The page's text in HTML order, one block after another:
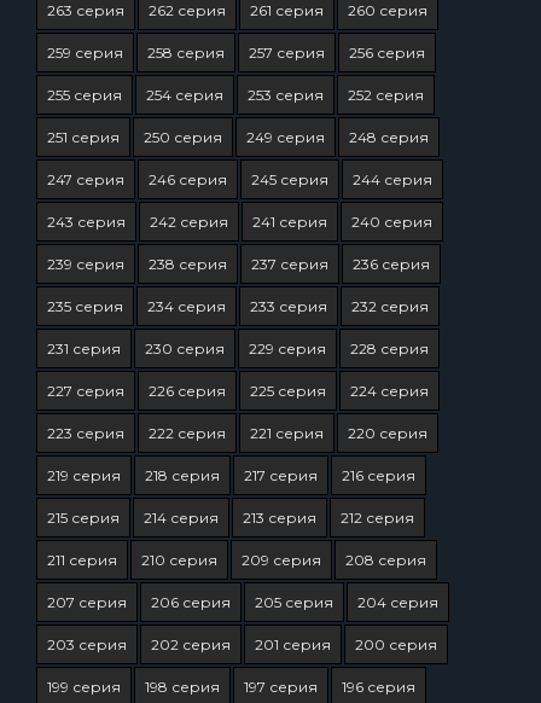
263 серия 262 серия 261 серия 260 серия
259 серия 258 серия 257 серия 256 серия
255 серия 254 серия 253 серия 252 серия
251 серия 250 серия 249 серия 248 серия
247 серия 246 серия 245 серия 244 серия
243 серия 242 серия 241 серия 240 серия
239 серия 238 серия 237 серия 236 серия
235 серия 234 серия 233 серия 232 серия
231 серия 230 серия 229 серия 228 серия
227 серия 226 серия 225 серия 224 серия
223 серия 222 серия 221 серия 220 серия
219 серия 218 серия 217 серия 216 серия
215 серия 214 серия 213 серия 212 серия
211 серия 210 серия 209 серия 208 серия
207 серия 206 серия 205 серия 204 серия
203 серия 202 серия 201 серия 200 серия
199 серия 198 серия 197 серия 196 серия